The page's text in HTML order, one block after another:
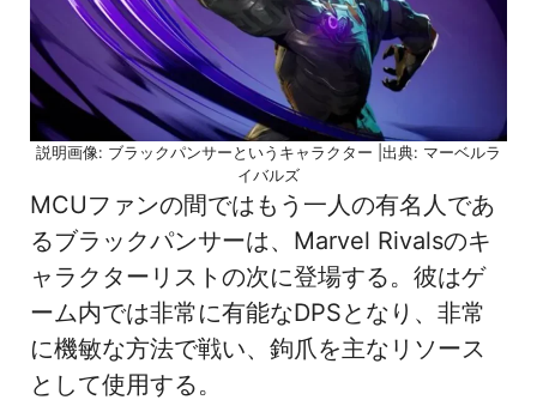
説明画像: ブラックパンサーというキャラクター |出典: マーベルラ
イバルズ
MCUファンの間ではもう一人の有名人であ
るブラックパンサーは、Marvel Rivalsのキ
ャラクターリストの次に登場する。彼はゲ
ーム内では非常に有能なDPSとなり、非常
に機敏な方法で戦い、鉤爪を主なリソース
として使用する。